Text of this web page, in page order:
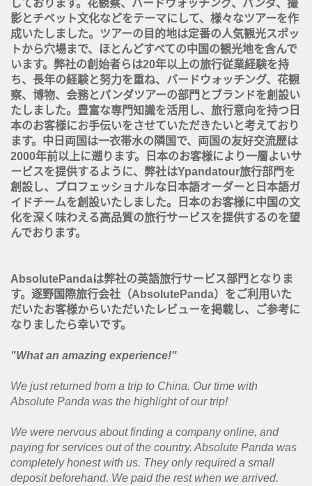
しております。花観察、バードウォッチング、パンダ、撮
影とチベット文化などをテーマにして、様々なツアーを作
成いたしました。ツアーの目的地は定番の人気観光スポッ
トから穴場まで、ほとんどすべての中国の観光地を含んで
います。弊社の創始者らは20年以上の旅行従業経験を持
ち、長年の経験と努力を重ね、バードウォッチング、花観
察、博物、会務とパンダツアーの部門とブランドを創設い
たしました。豊富な専門知識を活用し、旅行意向を持つ日
本のお客様にお手伝いをさせていただきたいと考えており
ます。中日両国は一衣帯水の隣国で、両国の友好交流歴は
2000年前以上に遡ります。日本のお客様により一層よいサ
ービスを提供するように、弊社はYpandatour旅行部門を
創設し、プロフェッショナルな日本語オーダーと日本語ガ
イドチームを創設いたしました。日本のお客様に中国の文
化を深く味わえる高品質の旅行サービスを提供するのを望
んでおります。
AbsolutePandaは弊社の英語旅行サービス部門となりま
す。逐野国際旅行会社（AbsolutePanda）をご利用いた
だいたお客様からいただいたレビューを掲載し、ご参考に
なりましたら幸いです。
"What an amazing experience!"
We just returned from a trip to China. Our time with
Absolute Panda was the highlight of our trip!
We were nervous about finding a company online, and
paying for services out of the country. Absolute Panda was
completely honest with us. They only required a small
deposit beforehand. We paid the rest when we arrived.